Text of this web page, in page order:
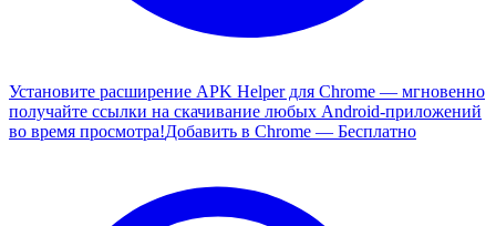
Установите расширение APK Helper для Chrome — мгновенно
получайте ссылки на скачивание любых Android-приложений
во время просмотра!Добавить в Chrome — Бесплатно